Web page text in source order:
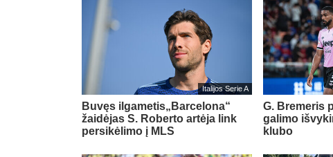
Italijos Serie A
Buvęs ilgametis„Barcelona“
žaidėjas S. Roberto artėja link
persikėlimo į MLS
G. Bremeris
galimo
klubo